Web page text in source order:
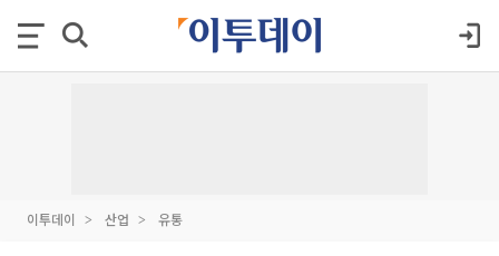
이투데이 산업 유통